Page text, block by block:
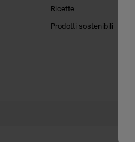
Ricette
Prodotti sostenibili